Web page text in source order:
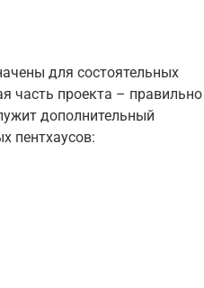
для состоятельных
часть проекта – правильно
дополнительный
пентхаусов: